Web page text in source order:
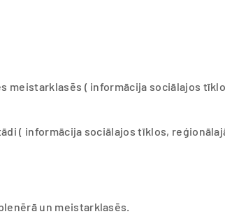
meistarklasēs ( informācija sociālajos
( informācija sociālajos tīklos,
un meistarklasēs.